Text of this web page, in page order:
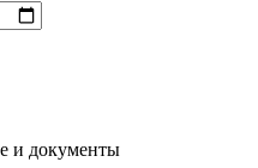
и документы